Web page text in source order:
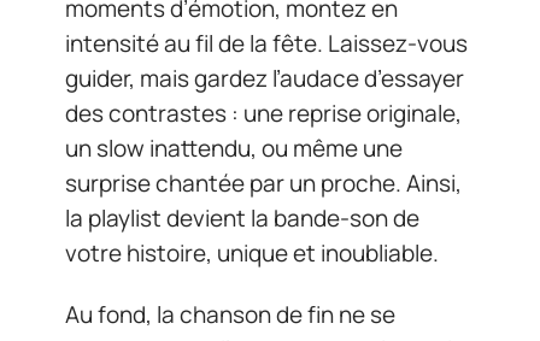
moments d’émotion, montez en
intensité au fil de la fête. Laissez-vous
guider, mais gardez l’audace d’essayer
des contrastes : une reprise originale,
un slow inattendu, ou même une
surprise chantée par un proche. Ainsi,
la playlist devient la bande-son de
votre histoire, unique et inoubliable.
Au fond, la chanson de fin ne se